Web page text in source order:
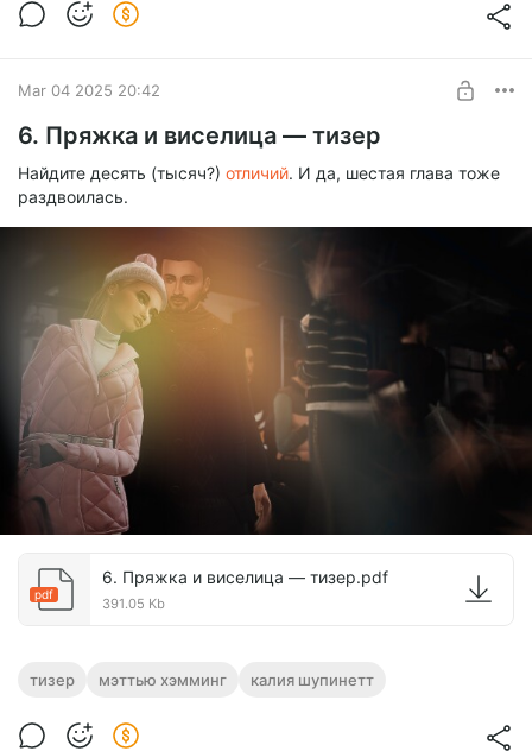
$5.2
Billed every 12 months.
The discount applies to the first 12 months only.
Mar 04 2025 20:42
6. Пряжка и виселица — тизер
Найдите десять (тысяч?) отличий. И да, шестая глава тоже
раздвоилась.
pdf
6. Пряжка и виселица — тизер.pdf
391.05 Kb
тизер мэттью хэмминг калия шупинетт